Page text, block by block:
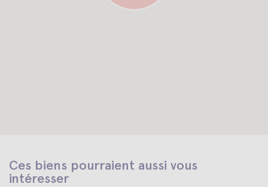
Ces biens pourraient aussi vous
intéresser